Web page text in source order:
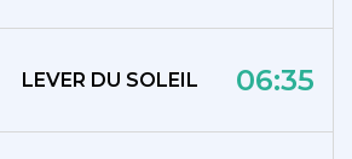
LEVER DU SOLEIL 06:35